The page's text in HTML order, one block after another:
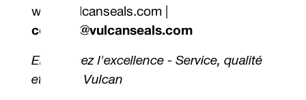
www.vulcanseals.com
contact@vulcanseals.com
Embrassez l'excellence - Service, qualité
et valeur Vulcan